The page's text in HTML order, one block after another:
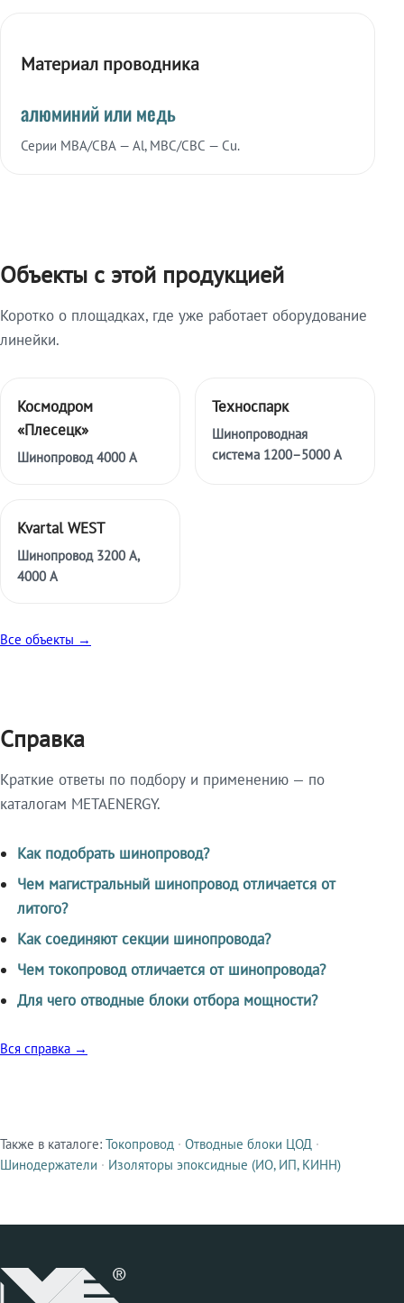
Материал проводника
алюминий или медь
Серии МВА/СВА — Al, МВС/СВС — Cu.
Объекты с этой продукцией
Коротко о площадках, где уже работает оборудование
линейки.
Космодром
«Плесецк»
Шинопровод 4000 А
Техноспарк
Шинопроводная
система 1200–5000 А
Kvartal WEST
Шинопровод 3200 А,
4000 А
Все объекты →
Справка
Краткие ответы по подбору и применению — по
каталогам METAENERGY.
Как подобрать шинопровод?
Чем магистральный шинопровод отличается от
литого?
Как соединяют секции шинопровода?
Чем токопровод отличается от шинопровода?
Для чего отводные блоки отбора мощности?
Вся справка →
Смежные продукты
Также в каталоге: Токопровод · Отводные блоки ЦОД ·
Шинодержатели · Изоляторы эпоксидные (ИО, ИП, КИНН)